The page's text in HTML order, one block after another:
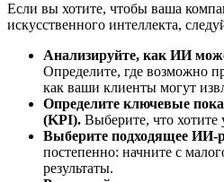
Если вы хотите, чтобы ваша
искусственного интеллекта,
Анализируйте, как ИИ
Определите, где возможно
как ваши клиенты могут
Определите ключевые
(KPI). Выберите, что
Выберите подходящее ИИ-
постепенно: начните с
результаты.